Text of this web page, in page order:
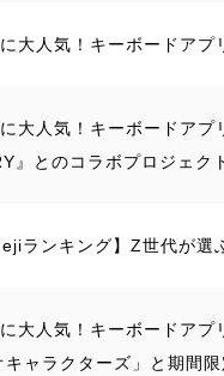
大人気！キーボードア
大人気！キーボードア
』とのコラボプロジェク
ランキング】Z世代が
大人気！キーボードア
キャラクターズ」と期間